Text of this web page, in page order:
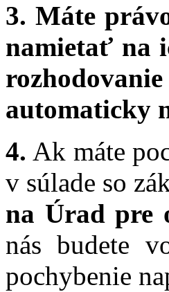
3. Máte
namietať na
automaticky
4. Ak máte
v súlade so
na Úrad pre
nás budete
pochybenie